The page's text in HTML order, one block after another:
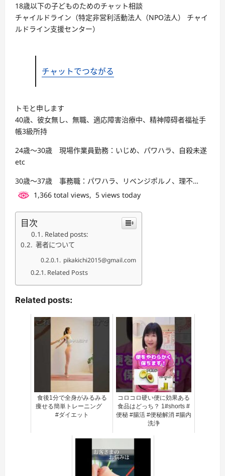
18歳以下の子どものためのチャット相談
チャイルドライン（特定非営利活動法人（NPO法人） チャイ
ルドライン支援センター）
チャットでつながる
トモと申します
40歳、彼女無し、無職、適応障害治療中、精神障碍者福祉手
帳3級所持
24歳～30歳 現場作業員勤務：いじめ、パワハラ、自殺未遂
etc
30歳～37歳 事務職：パワハラ、リベンジポルノ、理不…
1,366 total views, 5 views today
目次
Related posts:
著者について
pikakichi2015@gmail.com
Related Posts
Related posts:
食後1分で全身がみるみる
痩せる簡単トレーニング
#ダイエット
コロコロ硬い便に効果ある
食品はどっち？ 1#shorts #
便秘 #腸活 #便秘解消 #腸内
洗浄